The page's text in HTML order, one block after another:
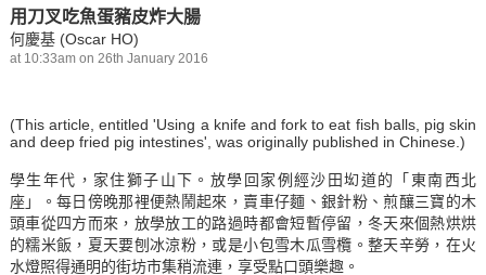
用刀叉吃魚蛋豬皮炸大腸
何慶基 (Oscar HO)
at 10:33am on 26th January 2016
(This article, entitled 'Using a knife and fork to eat fish balls, pig skin
and deep fried pig intestines', was originally published in Chinese.)
學生年代，家住獅子山下。放學回家例經沙田㘭道的「東南西北
座」。每日傍晚那裡便熱鬧起來，賣車仔麵、銀針粉、煎釀三寶的木
頭車從四方而來，放學放工的路過時都會短暫停留，冬天來個熱烘烘
的糯米飯，夏天要刨冰涼粉，或是小包雪木瓜雪欖。整天辛勞，在火
水燈照得通明的街坊市集稍流連，享受點口頭樂趣。